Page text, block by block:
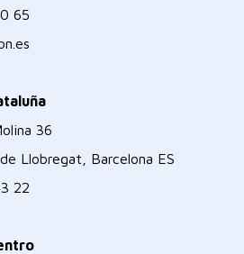
65
36
Llobregat, Barcelona ES
22